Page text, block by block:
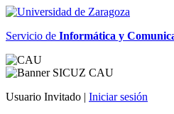
Servicio de Informática y
Usuario Invitado | Iniciar sesión